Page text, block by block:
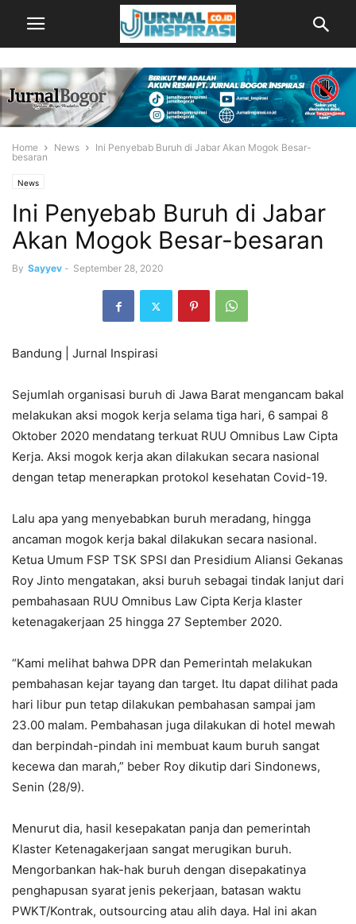
Home News
Ini Penyebab Buruh di Jabar Akan Mogok Besar-
besaran
News
Ini Penyebab Buruh di Jabar
Akan Mogok Besar-besaran
By Sayyev - September 28, 2020
Bandung | Jurnal Inspirasi
Sejumlah organisasi buruh di Jawa Barat mengancam bakal
melakukan aksi mogok kerja selama tiga hari, 6 sampai 8
Oktober 2020 mendatang terkuat RUU Omnibus Law Cipta
Kerja. Aksi mogok kerja akan dilakukan secara nasional
dengan tetap menerapkan protokol kesehatan Covid-19.
Lalu apa yang menyebabkan buruh meradang, hingga
ancaman mogok kerja bakal dilakukan secara nasional.
Ketua Umum FSP TSK SPSI dan Presidium Aliansi Gekanas
Roy Jinto mengatakan, aksi buruh sebagai tindak lanjut dari
pembahasaan RUU Omnibus Law Cipta Kerja klaster
ketenagakerjaan 25 hingga 27 September 2020.
“Kami melihat bahwa DPR dan Pemerintah melakukan
pembahasan kejar tayang dan target. Itu dapat dilihat pada
hari libur pun tetap dilakukan pembahasan sampai jam
23.00 malam. Pembahasan juga dilakukan di hotel mewah
dan berpindah-pindah ini membuat kaum buruh sangat
kecewa dan marah,” beber Roy dikutip dari Sindonews,
Senin (28/9).
Menurut dia, hasil kesepakatan panja dan pemerintah
Klaster Ketenagakerjaan sangat merugikan buruh.
Mengorbankan hak-hak buruh dengan disepakatinya
penghapusan syarat jenis pekerjaan, batasan waktu
PWKT/Kontrak, outsourcing atau alih daya. Hal ini akan